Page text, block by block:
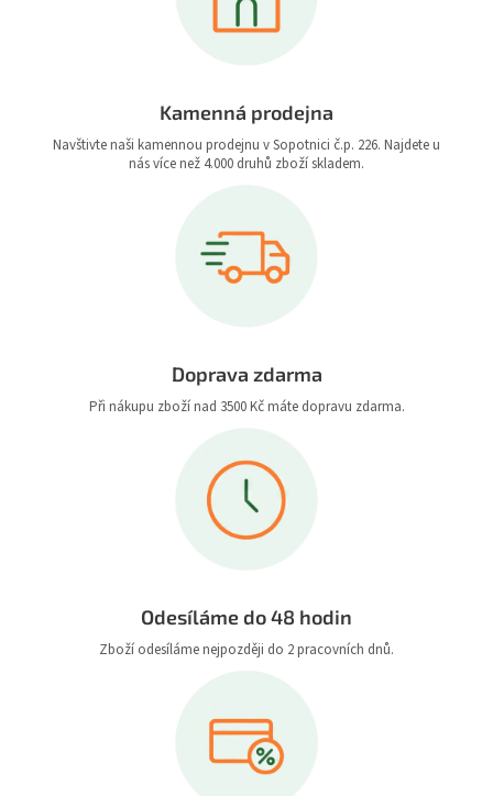
Kamenná prodejna
Navštivte naši kamennou prodejnu v Sopotnici č.p. 226. Najdete u
nás více než 4.000 druhů zboží skladem.
Doprava zdarma
Při nákupu zboží nad 3500 Kč máte dopravu zdarma.
Odesíláme do 48 hodin
Zboží odesíláme nejpozději do 2 pracovních dnů.